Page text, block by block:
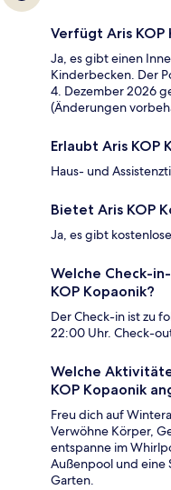
Verfügt Aris KOP
Ja, es gibt einen
Kinderbecken. Der
4. Dezember 2026
(Änderungen
Erlaubt Aris KOP
Haus- und
Bietet Aris KOP
Ja, es gibt
Welche Check-
KOP Kopaonik?
Der Check-in ist zu
22:00 Uhr. Check-
Welche
KOP Kopaonik
Freu dich auf
Verwöhne Körper,
entspanne im
Außenpool und eine
Garten.